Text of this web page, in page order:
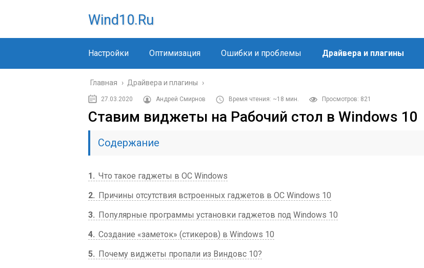
Wind10.ru
Настройки Оптимизация Ошибки и проблемы Драйвера и плагины
Главная › Драйвера и плагины ›
27.03.2020 Андрей Смирнов Время чтения: ~18 мин. Просмотров: 821
Ставим виджеты на Рабочий стол в Windows 10
Содержание
1
Что такое гаджеты в ОС Windows
2
Причины отсутствия встроенных гаджетов в ОС Windows 10
3
Популярные программы установки гаджетов под Windows 10
4 Создание «заметок» (стикеров) в Windows 10
5
Почему виджеты пропали из Виндовс 10?